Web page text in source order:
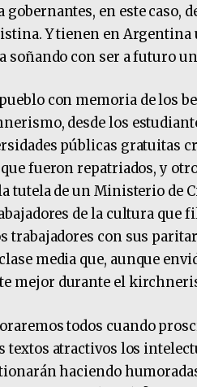
en este caso,
Y tienen en
soñando con ser a futuro
con memoria de los
desde los
públicas gratuitas
fueron repatriados, y
tutela de un Ministerio de
de la cultura que
trabajadores con sus
media que, aunque
mejor durante el
todos cuando
atractivos los
haciendo